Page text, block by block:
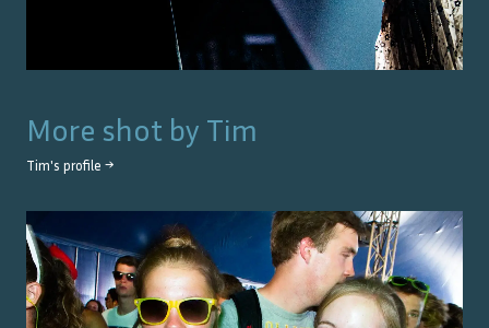
More shot by Tim
Tim's profile →